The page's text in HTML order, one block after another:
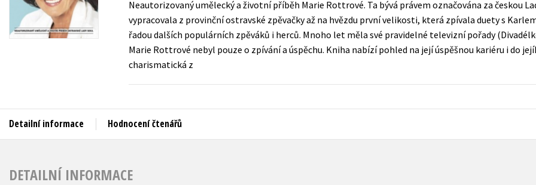
Auto - moto
Beletrie pro děti
Jazyky
Kalendáře
Kariéra a osobní rozvoj
Populárně - naučná pro dospělé
Populárně - naučné pro děti
Předškoláci
Young adult (SK)
Zahraniční literatura
Neautorizovaný umělecký a životní příběh Marie Rottrové. Ta bývá právem označována za českou
vypracovala z provinční ostravské zpěvačky až na hvězdu první velikosti, která zpívala duety s
řadou dalších populárních zpěváků i herců. Mnoho let měla své pravidelné televizní pořady
Marie Rottrové nebyl pouze o zpívání a úspěchu. Kniha nabízí pohled na její úspěšnou kariéru i do
charismatická z
Detailní informace Hodnocení čtenářů
DETAILNÍ INFORMACE